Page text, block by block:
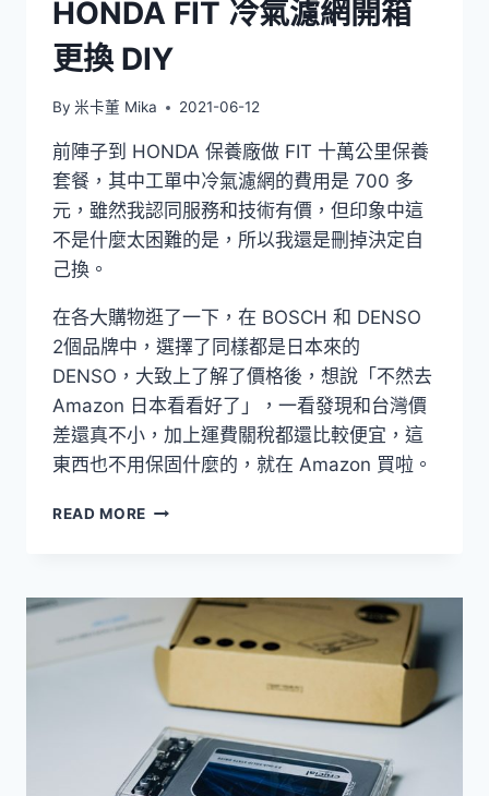
HONDA FIT 冷氣濾網開箱
更換 DIY
By 米卡董 Mika 2021-06-12
前陣子到 HONDA 保養廠做 FIT 十萬公里保養
套餐，其中工單中冷氣濾網的費用是 700 多
元，雖然我認同服務和技術有價，但印象中這
不是什麼太困難的是，所以我還是刪掉決定自
己換。
在各大購物逛了一下，在 BOSCH 和 DENSO
2個品牌中，選擇了同樣都是日本來的
DENSO，大致上了解了價格後，想說「不然去
Amazon 日本看看好了」，一看發現和台灣價
差還真不小，加上運費關稅都還比較便宜，這
東西也不用保固什麼的，就在 Amazon 買啦。
READ MORE [我
本
DENSO
HONDA
FIT
冷
濾
網
開